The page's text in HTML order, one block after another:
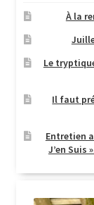
À la
Le
Il faut
Entretien
J’en Suis